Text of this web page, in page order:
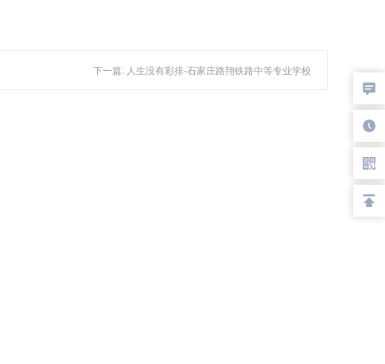
下一篇: 人生没有彩排-石家庄路翔铁路中等专业学校